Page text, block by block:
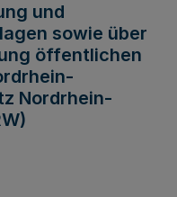
und
sowie über
öffentlichen
Nordrhein-